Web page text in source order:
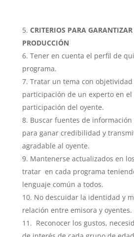
CRITERIOS PARA
PRODUCCIÓN
Tener en cuenta el perfil de
programa.
Tratar un tema con objetividad
participación de un experto en
participación del oyente.
Buscar fuentes de
para ganar credibilidad y
agradable al oyente.
Mantenerse actualizados en
tratar en cada programa
lenguaje común a todos.
No descuidar la identidad y
relación entre emisora y oyentes.
Reconocer los gustos,